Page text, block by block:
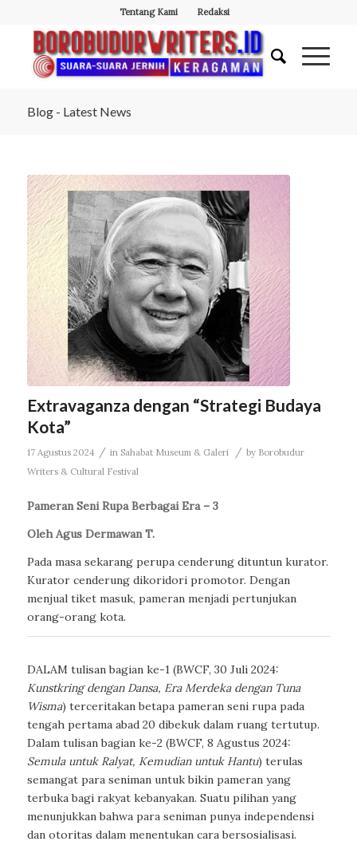
Tentang Kami Redaksi
Blog - Latest News
Extravaganza dengan “Strategi Budaya
Kota”
17 Agustus 2024 / in Sahabat Museum & Galeri / by Borobudur
Writers & Cultural Festival
Pameran Seni Rupa Berbagai Era – 3
Oleh Agus Dermawan T.
Pada masa sekarang perupa cenderung dituntun kurator.
Kurator cenderung dikoridori promotor. Dengan
menjual tiket masuk, pameran menjadi pertunjukan
orang-orang kota.
DALAM tulisan bagian ke-1 (BWCF, 30 Juli 2024:
Kunstkring dengan Dansa, Era Merdeka dengan Tuna
Wisma) terceritakan betapa pameran seni rupa pada
tengah pertama abad 20 dibekuk dalam ruang tertutup.
Dalam tulisan bagian ke-2 (BWCF, 8 Agustus 2024:
Semula untuk Ralyat, Kemudian untuk Hantu) terulas
semangat para seniman untuk bikin pameran yang
terbuka bagi rakyat kebanyakan. Suatu pilihan yang
menunjukkan bahwa para seniman punya independensi
dan otoritas dalam menentukan cara bersosialisasi.